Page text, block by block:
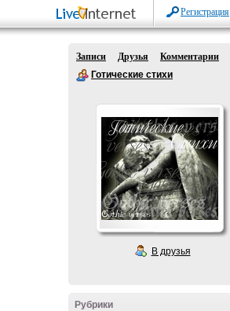
Регистрация
Записи Друзья
Комментарии
Готические стихи
В друзья
Рубрики